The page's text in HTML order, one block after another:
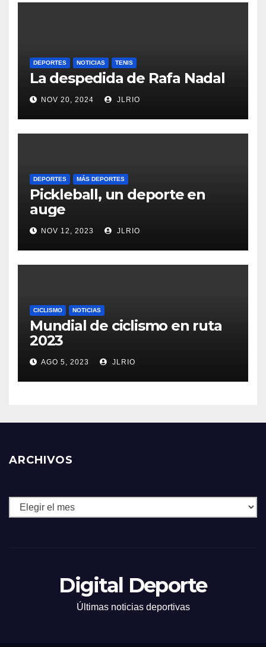
DEPORTES NOTICIAS TENIS
La despedida de Rafa Nadal
NOV 20, 2024 JLRIO
DEPORTES MÁS DEPORTES
Pickleball, un deporte en
auge
NOV 12, 2023 JLRIO
CICLISMO NOTICIAS
Mundial de ciclismo en ruta
2023
AGO 5, 2023 JLRIO
ARCHIVOS
Archivos
Digital Deporte
Últimas noticias deportivas